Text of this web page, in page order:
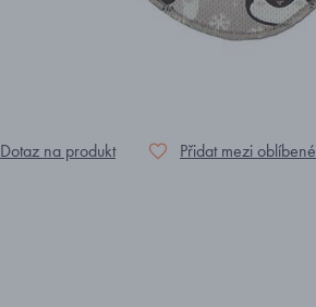
Dotaz na produkt Přidat mezi oblíbené